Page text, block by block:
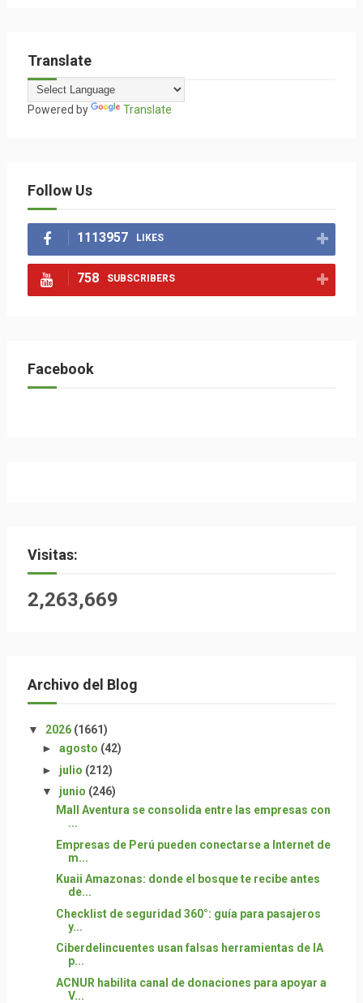
Translate
Powered by Translate
Follow Us
1113957 LIKES
758 SUBSCRIBERS
Facebook
Visitas:
2,263,669
Archivo del Blog
▼ 2026 (1661)
► agosto (42)
► julio (212)
▼ junio (246)
Mall Aventura se consolida entre las empresas con
...
Empresas de Perú pueden conectarse a Internet de
m...
Kuaii Amazonas: donde el bosque te recibe antes
de...
Checklist de seguridad 360°: guía para pasajeros
y...
Ciberdelincuentes usan falsas herramientas de IA
p...
ACNUR habilita canal de donaciones para apoyar a
V...